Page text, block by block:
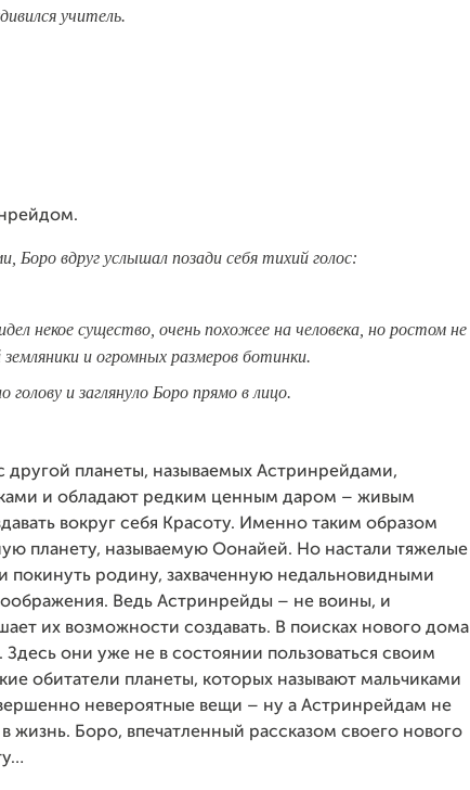
учитель.
Боро вдруг услышал позади себя тихий голос:
некое существо, очень похожее на человека, но ростом не
и огромных размеров ботинки.
и заглянуло Боро прямо в лицо.
другой планеты, называемых Астринрейдами,
и обладают редким ценным даром – живым
вокруг себя Красоту. Именно таким образом
планету, называемую Оонайей. Но настали тяжелые
родину, захваченную недальновидными
Ведь Астринрейды – не воины, и
их возможности создавать. В поисках нового дома
они уже не в состоянии пользоваться своим
обитатели планеты, которых называют мальчиками
невероятные вещи – ну а Астринрейдам не
жизнь. Боро, впечатленный рассказом своего нового